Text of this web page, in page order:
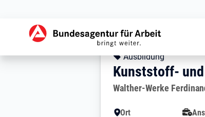
Stellendetails
Kunststoff-
Kunststoff-
Kopfbereich
Angebotsart:
Ausbildung
Kunststoff-
Arbeitgeber:
Walther-Werke
Besondere
Ort